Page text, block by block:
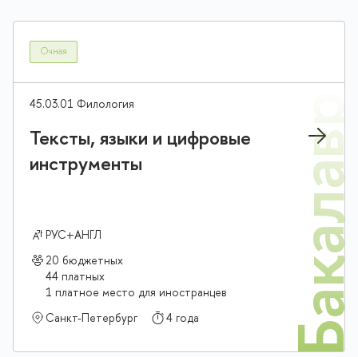
Очная
45.03.01 Филология
Тексты, языки и цифровые
инструменты
РУС+АНГЛ
20 бюджетных
44 платных
1 платное место для иностранцев
Санкт-Петербург
4 года